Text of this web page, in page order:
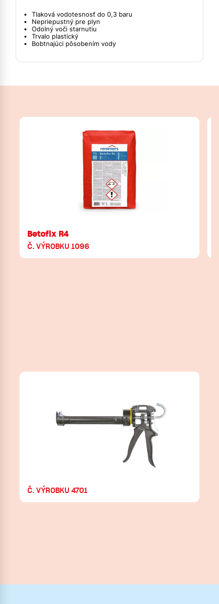
Tlaková vodotesnosť do 0,3 baru
Nepriepustný pre plyn
Odolný voči starnutiu
Trvalo plastický
Bobtnajúci pôsobením vody
Betofix R4
Č. VÝROBKU 1096
Č. VÝROBKU 4701